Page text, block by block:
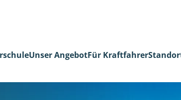
Unser AngebotFür Kraftfahrer